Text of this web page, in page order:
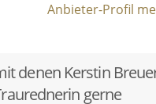
Anbieter-Profil
denen Kerstin
gerne